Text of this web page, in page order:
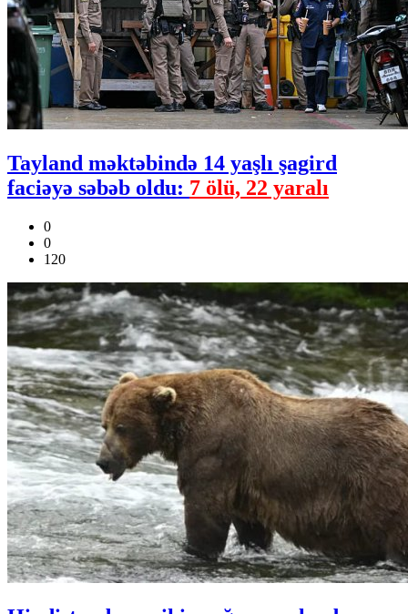
Tayland məktəbində 14 yaşlı şagird
faciəyə səbəb oldu: 7 ölü, 22 yaralı
0
0
120